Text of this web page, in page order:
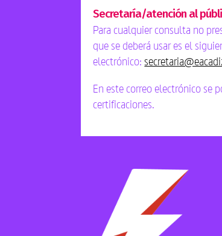
Secretaría/atención al
Para cualquier consulta no
que se deberá usar es el
electrónico:
En este correo electrónico se
certificaciones.